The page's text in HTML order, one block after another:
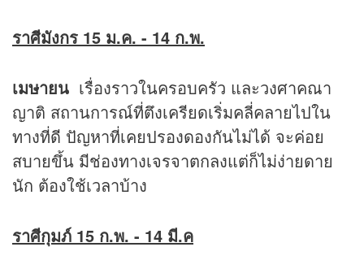
ราศีมังกร 15 ม.ค. - 14 ก.พ.
เมษายน เรื่องราวในครอบครัว และวงศาคณา
ญาติ สถานการณ์ที่ตึงเครียดเริ่มคลี่คลายไปใน
ทางที่ดี ปัญหาที่เคยปรองดองกันไม่ได้ จะค่อย
สบายขึ้น มีช่องทางเจรจาตกลงแต่ก็ไม่ง่ายดาย
นัก ต้องใช้เวลาบ้าง
ราศีกุมภ์ 15 ก.พ. - 14 มี.ค